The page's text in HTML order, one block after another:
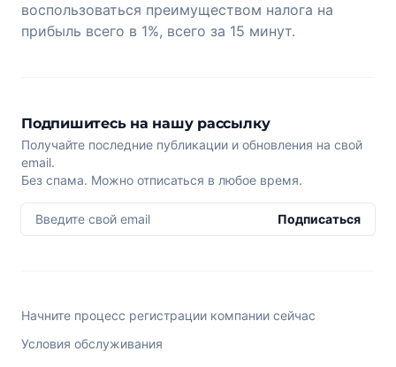
воспользоваться преимуществом налога на
прибыль всего в 1%, всего за 15 минут.
Подпишитесь на нашу рассылку
Получайте последние публикации и обновления на свой
email.
Без спама. Можно отписаться в любое время.
Введите свой email Подписаться
Начните процесс регистрации компании сейчас
Условия обслуживания